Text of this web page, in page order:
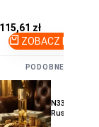
zł
ZOBACZ
PODOBNE NUTY:
N335 -
Rush